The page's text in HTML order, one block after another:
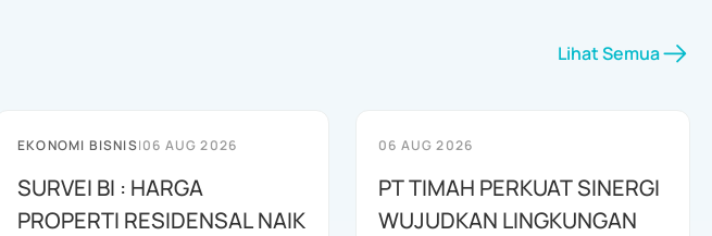
Lihat Semua
EKONOMI BISNIS|06 AUG 2026
SURVEI BI : HARGA
PROPERTI RESIDENSAL NAIK
06 AUG 2026
PT TIMAH PERKUAT SINERGI
WUJUDKAN LINGKUNGAN